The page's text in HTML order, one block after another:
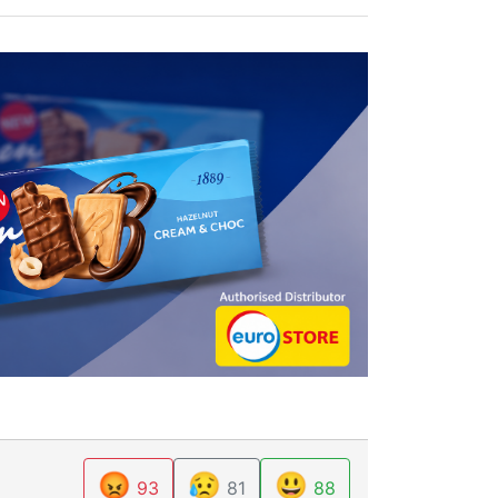
88
😃
81
😥
93
😡